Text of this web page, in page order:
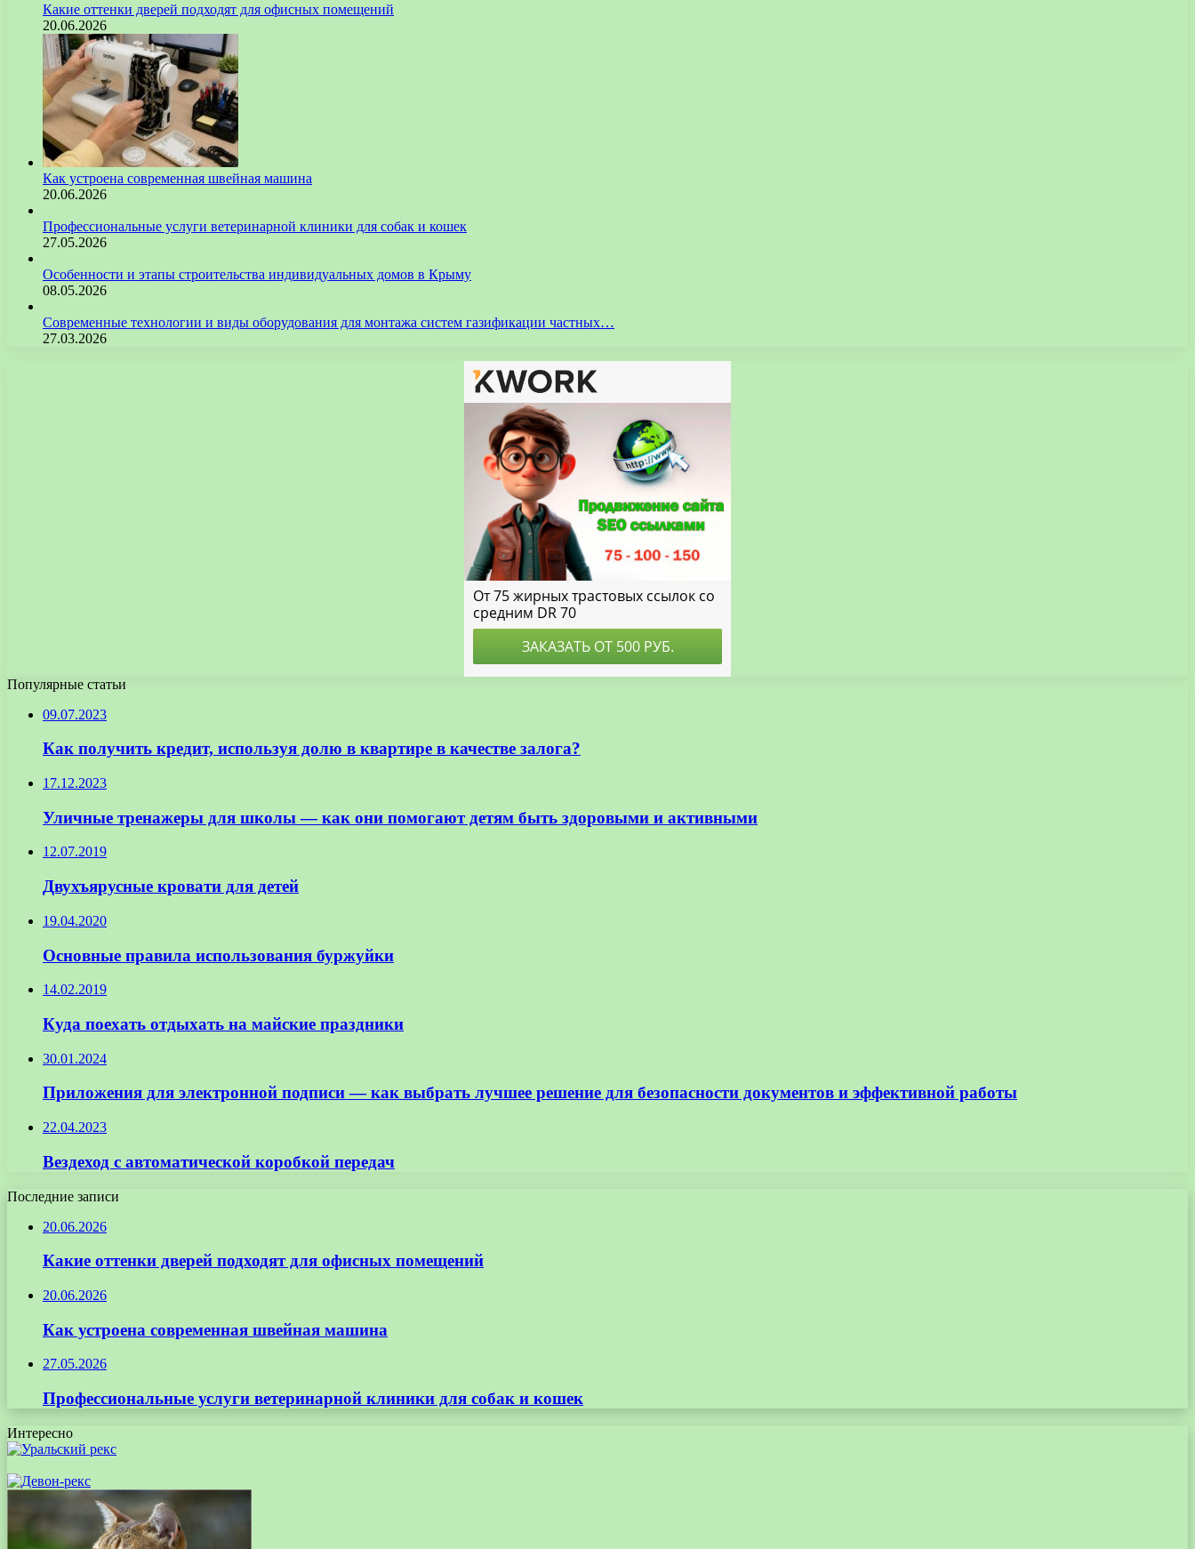
Какие оттенки дверей подходят для офисных помещений
20.06.2026
Как устроена современная швейная машина
20.06.2026
Профессиональные услуги ветеринарной клиники для собак и кошек
27.05.2026
Особенности и этапы строительства индивидуальных домов в Крыму
08.05.2026
Современные технологии и виды оборудования для монтажа систем газификации частных…
27.03.2026
Популярные статьи
09.07.2023
Как получить кредит, используя долю в квартире в качестве залога?
17.12.2023
Уличные тренажеры для школы — как они помогают детям быть здоровыми и активными
12.07.2019
Двухъярусные кровати для детей
19.04.2020
Основные правила использования буржуйки
14.02.2019
Куда поехать отдыхать на майские праздники
30.01.2024
Приложения для электронной подписи — как выбрать лучшее решение для безопасности документов и эффективной работы
22.04.2023
Вездеход с автоматической коробкой передач
Последние записи
20.06.2026
Какие оттенки дверей подходят для офисных помещений
20.06.2026
Как устроена современная швейная машина
27.05.2026
Профессиональные услуги ветеринарной клиники для собак и кошек
Интересно